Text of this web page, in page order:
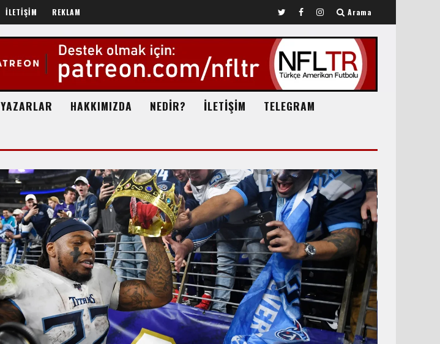
İLETİŞİM REKLAM Arama
YAZARLAR HAKKIMIZDA NEDİR? İLETİŞİM
TELEGRAM